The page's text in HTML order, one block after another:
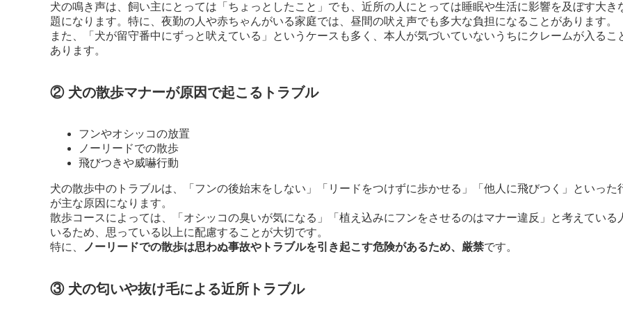
犬の鳴き声は、飼い主にとっては「ちょっとしたこと」でも、近所の人にとっては睡眠や生活に影響を及ぼす大き
題になります。特に、夜勤の人や赤ちゃんがいる家庭では、昼間の吠え声でも多大な負担になることがあります。
また、「犬が留守番中にずっと吠えている」というケースも多く、本人が気づいていないうちにクレームが入るこ
あります。
② 犬の散歩マナーが原因で起こるトラブル
フンやオシッコの放置
ノーリードでの散歩
飛びつきや威嚇行動
犬の散歩中のトラブルは、「フンの後始末をしない」「リードをつけずに歩かせる」「他人に飛びつく」といった
が主な原因になります。
散歩コースによっては、「オシッコの臭いが気になる」「植え込みにフンをさせるのはマナー違反」と考えている
いるため、思っている以上に配慮することが大切です。
特に、
ノーリードでの散歩は思わぬ事故やトラブルを引き起こす危険があるため、厳禁です。
③ 犬の匂いや抜け毛による近所トラブル